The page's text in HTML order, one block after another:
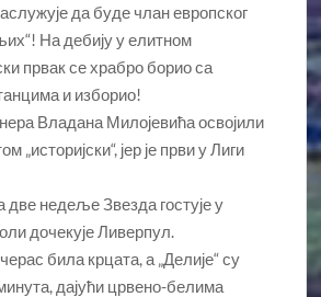
да буде члан европског
На дебију у елитном
првак се храбро борио са
и изборио!
Владана Милојевића освојили
„историјски“, јер је први у Лиги
две недеље Звезда гостује у
дочекује Ливерпул.
била крцата, а „Делије“ су
дајући црвено-белима